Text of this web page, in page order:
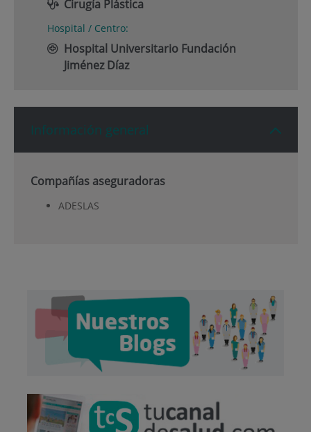
Cirugía Plástica
Hospital / Centro:
Hospital Universitario Fundación
Jiménez Díaz
Información general
Compañías aseguradoras
ADESLAS